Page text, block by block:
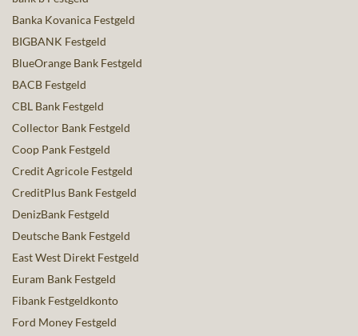
Banka Kovanica Festgeld
BIGBANK Festgeld
BlueOrange Bank Festgeld
BACB Festgeld
CBL Bank Festgeld
Collector Bank Festgeld
Coop Pank Festgeld
Credit Agricole Festgeld
CreditPlus Bank Festgeld
DenizBank Festgeld
Deutsche Bank Festgeld
East West Direkt Festgeld
Euram Bank Festgeld
Fibank Festgeldkonto
Ford Money Festgeld